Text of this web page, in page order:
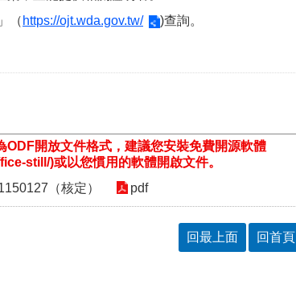
（ https://ojt.wda.gov.tw/ )查詢。
開放文件格式，建議您安裝免費開源軟體
still/)或以您慣用的軟體開啟文件。
（核定）
pdf
回最上面 回首頁